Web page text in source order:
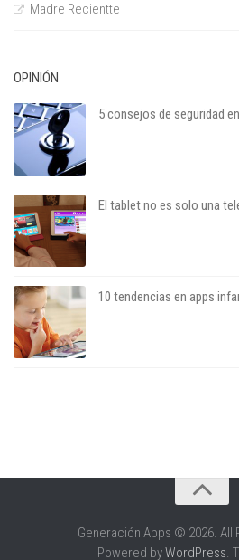
Madre Recientte
OPINIÓN
5 consejos de seguridad
El tablet no es solo una
10 tendencias en apps
Sobre el autorGeneración Apps © 2026. All
Powered byWordPress.